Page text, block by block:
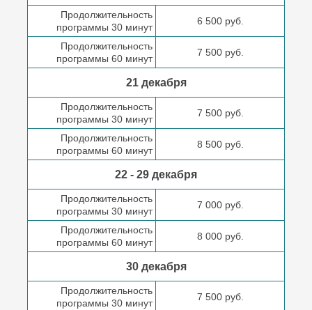
Продолжительность
программы 30 минут
6 500 руб.
Продолжительность
программы 60 минут
7 500 руб.
21 декабря
Продолжительность
программы 30 минут
7 500 руб.
Продолжительность
программы 60 минут
8 500 руб.
22 - 29 декабря
Продолжительность
программы 30 минут
7 000 руб.
Продолжительность
программы 60 минут
8 000 руб.
30 декабря
Продолжительность
программы 30 минут
7 500 руб.